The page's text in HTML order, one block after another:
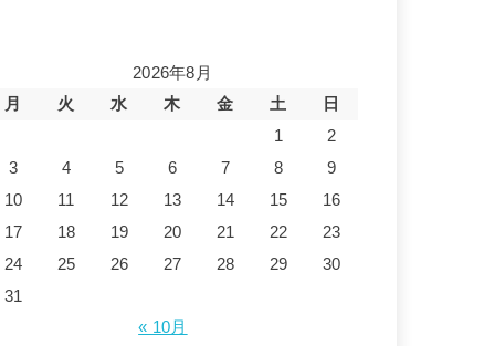
2026年8月
月
火 水 木 金 土
日
1
2
3
4 5 6 7 8
9
10
11 12 13 14 15
16
17
18 19 20 21 22
23
24
25 26 27 28 29
30
31
« 10月